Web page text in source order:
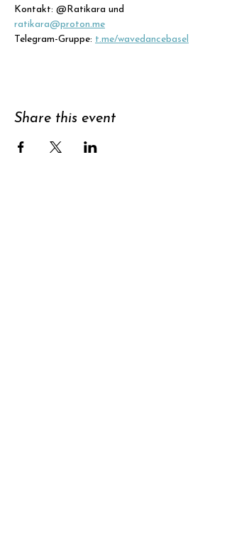
Kontakt: @Ratikara und
ratikara@proton.me
Telegram-Gruppe: t.me/wavedancebasel
Share this event